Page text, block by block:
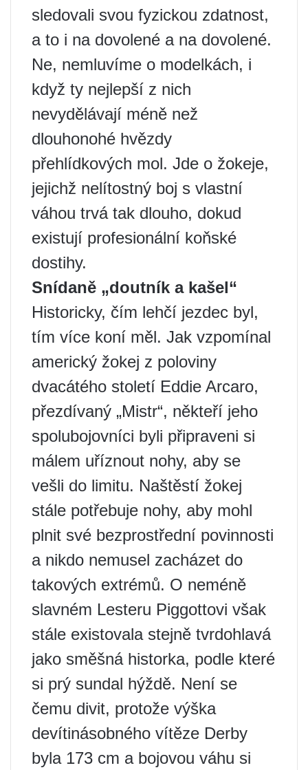
sledovali svou fyzickou zdatnost,
a to i na dovolené a na dovolené.
Ne, nemluvíme o modelkách, i
když ty nejlepší z nich
nevydělávají méně než
dlouhonohé hvězdy
přehlídkových mol. Jde o žokeje,
jejichž nelítostný boj s vlastní
váhou trvá tak dlouho, dokud
existují profesionální koňské
dostihy.
Snídaně „doutník a kašel“
Historicky, čím lehčí jezdec byl,
tím více koní měl. Jak vzpomínal
americký žokej z poloviny
dvacátého století Eddie Arcaro,
přezdívaný „Mistr“, někteří jeho
spolubojovníci byli připraveni si
málem uříznout nohy, aby se
vešli do limitu. Naštěstí žokej
stále potřebuje nohy, aby mohl
plnit své bezprostřední povinnosti
a nikdo nemusel zacházet do
takových extrémů. O neméně
slavném Lesteru Piggottovi však
stále existovala stejně tvrdohlavá
jako směšná historka, podle které
si prý sundal hýždě. Není se
čemu divit, protože výška
devítinásobného vítěze Derby
byla 173 cm a bojovou váhu si